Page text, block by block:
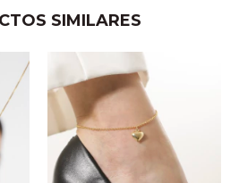
SIMILARES